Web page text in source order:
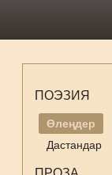
ПОЭЗИЯ
Өлеңдер
Дастандар